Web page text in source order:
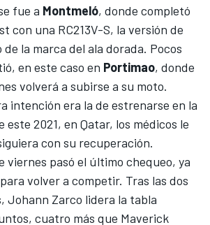
fue a Montmeló, donde completó
con una RC213V-S, la versión de
la marca del ala dorada. Pocos
en este caso en Portimao, donde
volverá a subirse a su moto.
intención era la de estrenarse en la
este 2021, en Qatar, los médicos le
con su recuperación.
viernes pasó el último chequeo, ya
volver a competir. Tras las dos
Johann Zarco lidera la tabla
cuatro más que Maverick